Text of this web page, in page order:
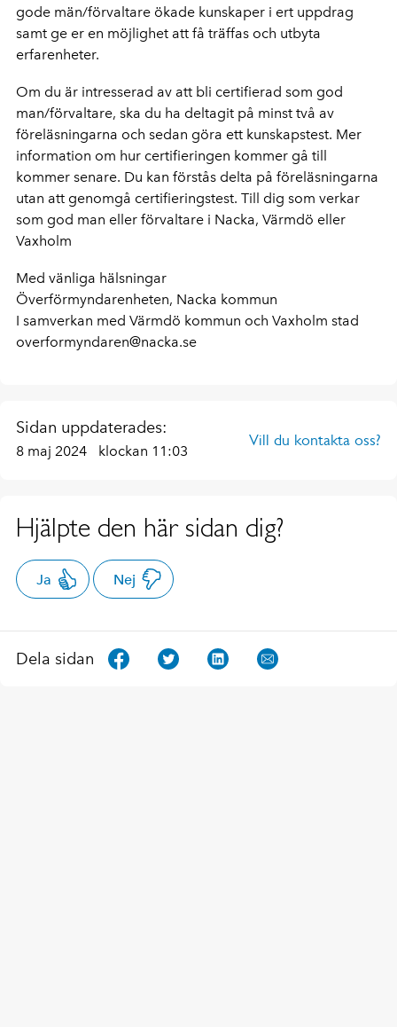
gode män/förvaltare ökade kunskaper i ert uppdrag
samt ge er en möjlighet att få träffas och utbyta
erfarenheter.
Om du är intresserad av att bli certifierad som god
man/förvaltare, ska du ha deltagit på minst två av
föreläsningarna och sedan göra ett kunskapstest. Mer
information om hur certifieringen kommer gå till
kommer senare. Du kan förstås delta på föreläsningarna
utan att genomgå certifieringstest. Till dig som verkar
som god man eller förvaltare i Nacka, Värmdö eller
Vaxholm
Med vänliga hälsningar
Överförmyndarenheten, Nacka kommun
I samverkan med Värmdö kommun och Vaxholm stad
overformyndaren@nacka.se
Sidan uppdaterades:
8 maj 2024 klockan 11:03
Vill du kontakta oss?
Hjälpte den här sidan dig?
Ja Nej
Dela sidan